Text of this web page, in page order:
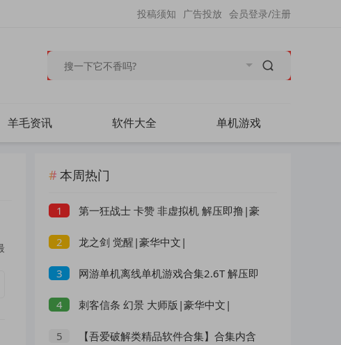
会员登录/注册
广告投放
投稿须知
羊毛资讯 软件大全 单机游戏
本周热门
1
第一狂战士 卡赞 非虚拟机 解压即撸|豪
华中文|
2 龙之剑 觉醒|豪华中文|
3
网游单机离线单机游戏合集2.6T 解压即
玩 网盘下载 一键端免安装免配置
4 刺客信条 幻景 大师版|豪华中文|
5
【吾爱破解类精品软件合集】合集内含